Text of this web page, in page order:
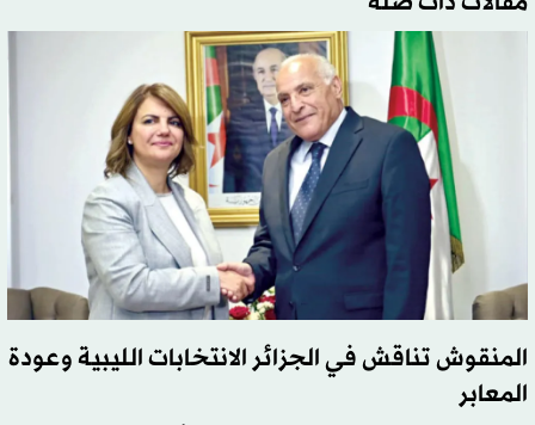
المنقوش تناقش في الجزائر الانتخابات الليبية وعودة
المعابر